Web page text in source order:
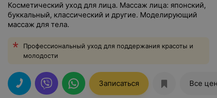
Косметический уход для лица. Массаж лица: японский,
буккальный, классический и другие. Моделирующий
массаж для тела.
Профессиональный уход для поддержания красоты и
молодости
Записаться Все